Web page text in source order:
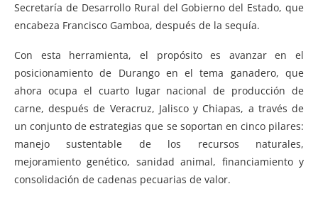
Secretaría de Desarrollo Rural del Gobierno del Estado, que
encabeza Francisco Gamboa, después de la sequía.
Con esta herramienta, el propósito es avanzar en el
posicionamiento de Durango en el tema ganadero, que
ahora ocupa el cuarto lugar nacional de producción de
carne, después de Veracruz, Jalisco y Chiapas, a través de
un conjunto de estrategias que se soportan en cinco pilares:
manejo sustentable de los recursos naturales,
mejoramiento genético, sanidad animal, financiamiento y
consolidación de cadenas pecuarias de valor.